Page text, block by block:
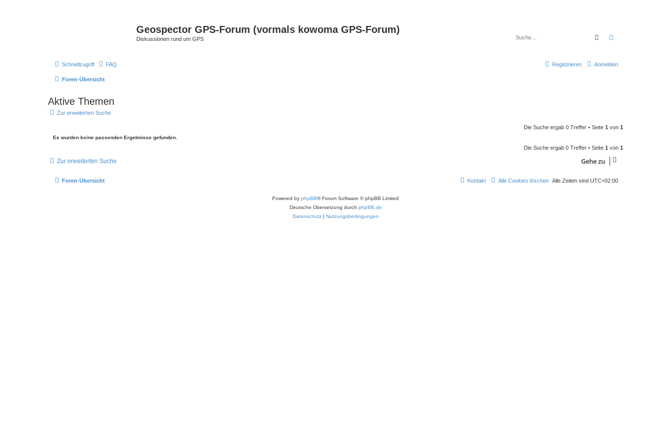
Geospector GPS-Forum (vormals kowoma GPS-Forum)
Diskussionen rund um GPS Suche
Schnellzugriff FAQ Anmelden
Registrieren
Foren-Übersicht
Aktive Themen
Zur erweiterten Suche
Die Suche ergab 0 Treffer • Seite 1 von 1
Es wurden keine passenden Ergebnisse gefunden.
Die Suche ergab 0 Treffer • Seite 1 von 1
Zur erweiterten Suche Gehe zu
Foren-Übersicht Alle Zeiten sind UTC+02:00
Alle Cookies löschen
Kontakt
Powered by phpBB® Forum Software © phpBB Limited
Deutsche Übersetzung durch phpBB.de
Datenschutz| Nutzungsbedingungen